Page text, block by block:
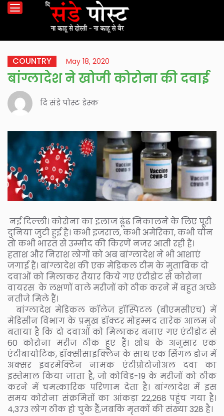
COUNTRY May 18, 2020
बांग्लादेश ने खोजी कोरोना की दवाई
दि संडे पोस्ट डेस्क
नई दिल्ली। कोरोना का इलाज ढूंढ निकालने के लिए पूरी
दुनिया जुटी हुई है। कभी इजराल, कभी अमेरिका, कभी चीन
तो कभी भारत से उम्मीद की किरणें नजर आती रही हैं।
हताश और निराश लोगों को अब बांग्लादेश ने भी आशाएं
जगाई हैं। बांग्लादेश की एक मेडिकल टीम के मुताबिक दो
दवाओं को मिलाकर तैयार किये गए एंटीडोट से कोरोना
वायरस के लक्षणों वाले मरीजों को ठीक करने में बहुत अच्छे
नतीजे मिले हैं।
बांग्लादेश मेडिकल कॉलेज हॉस्पिटल (बीएमसीएच) में
मेडिसीन विभाग के प्रमुख डॉक्टर मोहम्मद तारेक आलम ने
बताया है कि दो दवाओं को मिलाकर बनाए गए एंटीडोट से
60 कोरोना मरीज ठीक हुए हैं। शोध के अनुसार एक
एंटीबायोटिक, डॉक्सीसाइक्लिन के साथ एक सिंगल डोज में
अक्सर इवरमेक्टिन नामक एंटीप्रोटोजोअल दवा का
इस्तेमाल किया जाता है, जो कोविड-19 के मरीजों को ठीक
करने में चमत्कारिक परिणाम देता है। बांग्लादेश में इस
समय कोरोना संक्रमितों का आंकड़ा 22,268 पहुंच गया है।
4,373 लोग ठीक हो चुके हैैं,जबकि मृतकों की संख्या 328 है।